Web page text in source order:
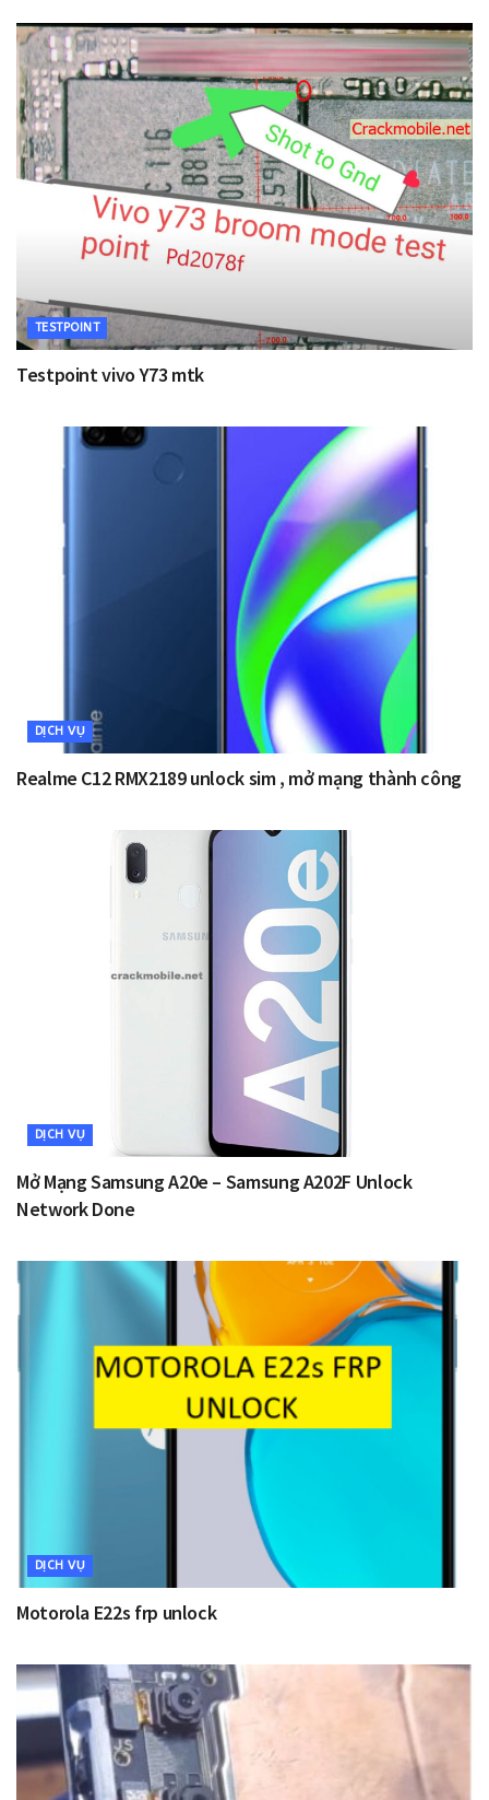
TESTPOINT
Testpoint vivo Y73 mtk
DỊCH VỤ
Realme C12 RMX2189 unlock sim , mở mạng thành công
DỊCH VỤ
Mở Mạng Samsung A20e – Samsung A202F Unlock
Network Done
DỊCH VỤ
Motorola E22s frp unlock